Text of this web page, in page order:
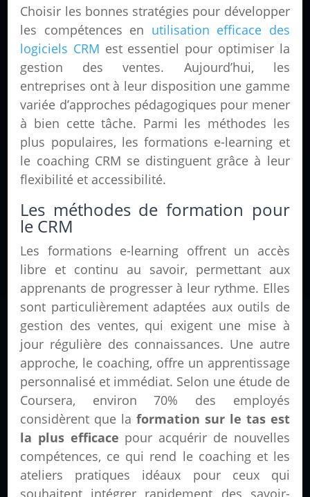
Choisir les bonnes stratégies pour développer
les compétences en utilisation efficace des
logiciels CRM est essentiel pour optimiser la
gestion des ventes. Aujourd’hui, les
entreprises ont à leur disposition une gamme
variée d’approches pédagogiques pour mener
à bien cette tâche. Parmi les méthodes les
plus populaires, les formations e-learning et
le coaching CRM se distinguent grâce à leur
flexibilité et accessibilité.
Les méthodes de formation pour
le CRM
Les formations e-learning offrent un accès
libre et continu au savoir, permettant aux
apprenants de progresser à leur rythme. Elles
sont particulièrement adaptées aux outils de
gestion des ventes, qui exigent une mise à
jour régulière des connaissances. Une autre
approche, le coaching, offre un apprentissage
personnalisé et immédiat. Selon une étude de
Coursera, environ 70% des employés
considèrent que laformation sur le tas est
la plus efficace pour acquérir de nouvelles
compétences, ce qui rend le coaching et les
ateliers pratiques idéaux pour ceux qui
souhaitent intégrer rapidement des savoir-